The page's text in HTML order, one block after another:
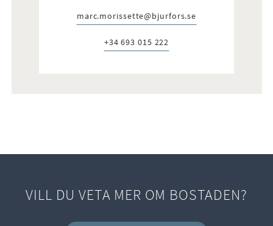
E-post:
marc.morissette@bjurfors.se
Telefon:
+34 693 015 222
VILL DU VETA MER OM BOSTADEN?